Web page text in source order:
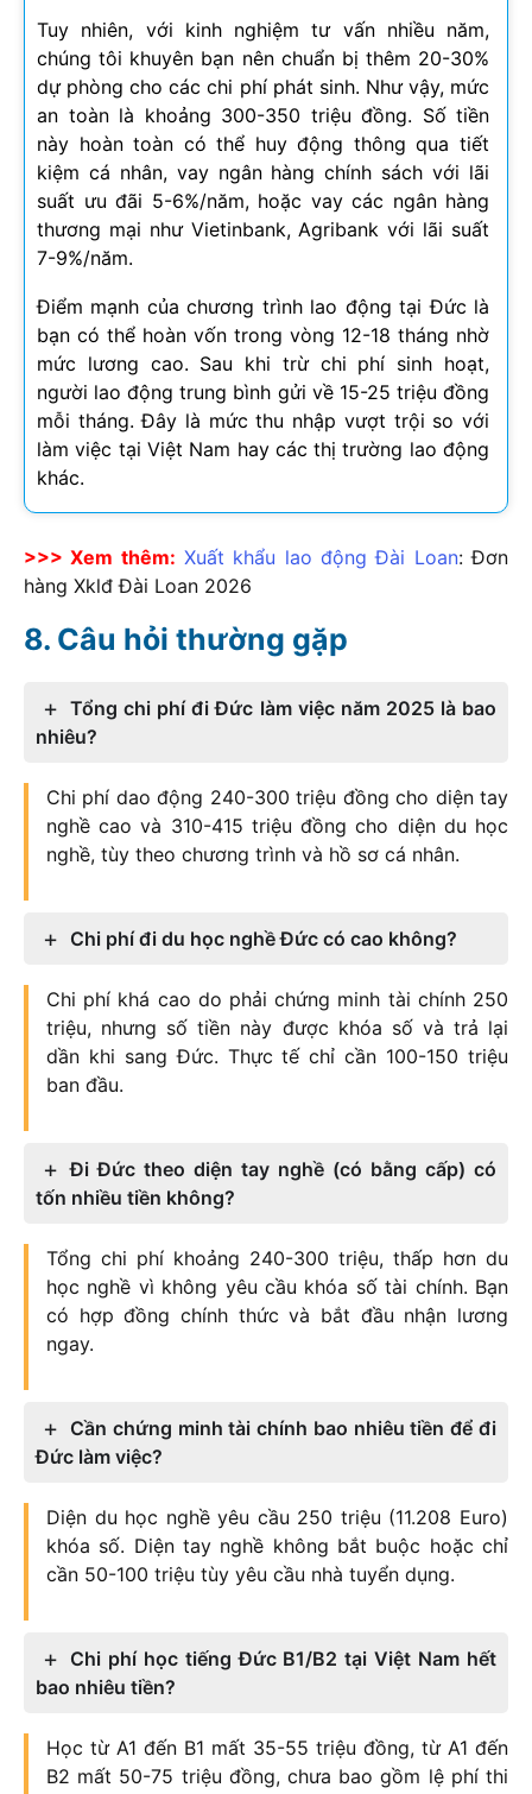
Tuy nhiên, với kinh nghiệm tư vấn nhiều năm,
chúng tôi khuyên bạn nên chuẩn bị thêm 20-30%
dự phòng cho các chi phí phát sinh. Như vậy, mức
an toàn là khoảng 300-350 triệu đồng. Số tiền
này hoàn toàn có thể huy động thông qua tiết
kiệm cá nhân, vay ngân hàng chính sách với lãi
suất ưu đãi 5-6%/năm, hoặc vay các ngân hàng
thương mại như Vietinbank, Agribank với lãi suất
7-9%/năm.
Điểm mạnh của chương trình lao động tại Đức là
bạn có thể hoàn vốn trong vòng 12-18 tháng nhờ
mức lương cao. Sau khi trừ chi phí sinh hoạt,
người lao động trung bình gửi về 15-25 triệu đồng
mỗi tháng. Đây là mức thu nhập vượt trội so với
làm việc tại Việt Nam hay các thị trường lao động
khác.
>>> Xem thêm: Xuất khẩu lao động Đài Loan: Đơn
hàng Xklđ Đài Loan 2026
Câu hỏi thường gặp
Tổng chi phí đi Đức làm việc năm 2025 là bao
nhiêu?
Chi phí dao động 240-300 triệu đồng cho diện tay
nghề cao và 310-415 triệu đồng cho diện du học
nghề, tùy theo chương trình và hồ sơ cá nhân.
Chi phí đi du học nghề Đức có cao không?
Chi phí khá cao do phải chứng minh tài chính 250
triệu, nhưng số tiền này được khóa số và trả lại
dần khi sang Đức. Thực tế chỉ cần 100-150 triệu
ban đầu.
Đi Đức theo diện tay nghề (có bằng cấp) có
tốn nhiều tiền không?
Tổng chi phí khoảng 240-300 triệu, thấp hơn du
học nghề vì không yêu cầu khóa số tài chính. Bạn
có hợp đồng chính thức và bắt đầu nhận lương
ngay.
Cần chứng minh tài chính bao nhiêu tiền để đi
Đức làm việc?
Diện du học nghề yêu cầu 250 triệu (11.208 Euro)
khóa số. Diện tay nghề không bắt buộc hoặc chỉ
cần 50-100 triệu tùy yêu cầu nhà tuyển dụng.
Chi phí học tiếng Đức B1/B2 tại Việt Nam hết
bao nhiêu tiền?
Học từ A1 đến B1 mất 35-55 triệu đồng, từ A1 đến
B2 mất 50-75 triệu đồng, chưa bao gồm lệ phí thi